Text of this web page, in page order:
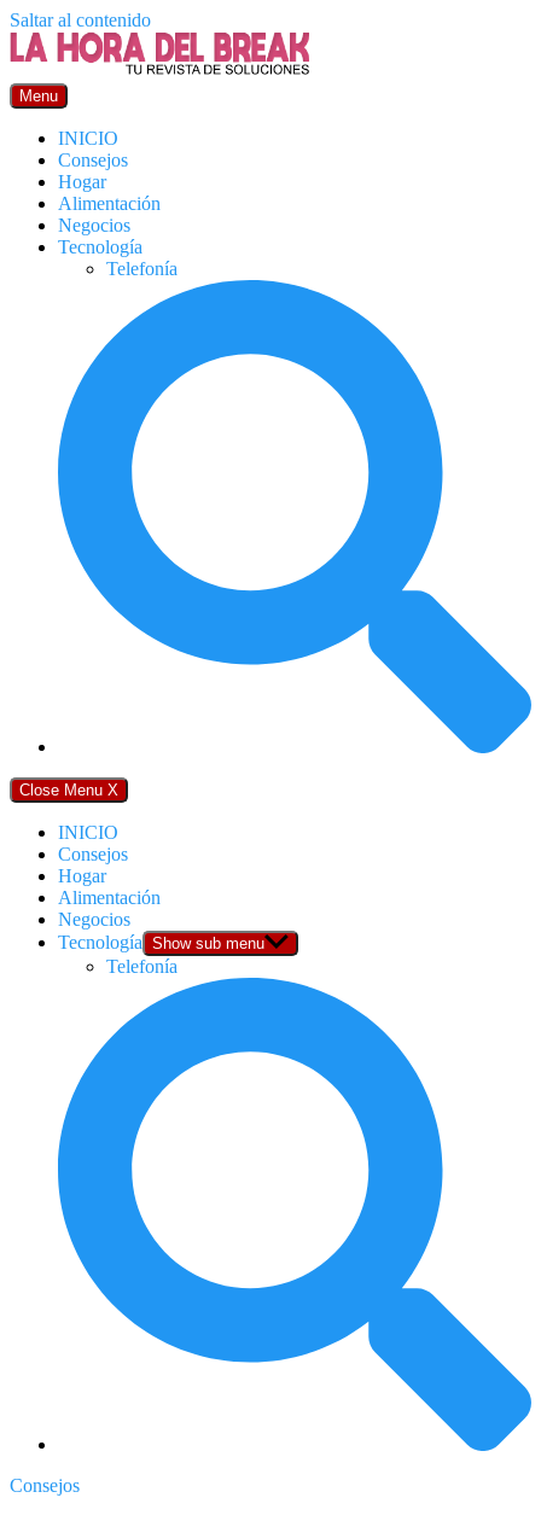
Saltar al contenido
Menu
INICIO
Consejos
Hogar
Alimentación
Negocios
Tecnología
Telefonía
Close Menu X
INICIO
Consejos
Hogar
Alimentación
Negocios
Tecnología Show sub menu
Telefonía
Consejos